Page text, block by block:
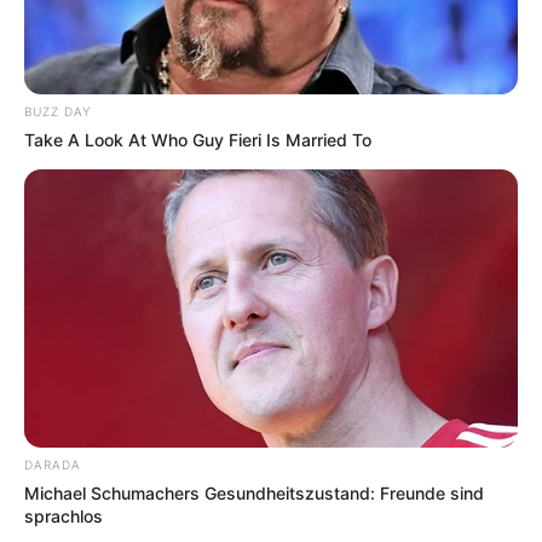
Lageplan alsgrößere Karte zeigen.
Deutschlandweit Veranstaltung kostenlos
Bilderfreigabe: Die Bilder dieser Seite dürfen unter
bestimmten Bedingungen für private und kommerzielle
Zwecke kostenlos benutzt werden. Weiteres siehe
BUZZ DAY
Take A Look At Who Guy Fieri Is Married To
DARADA
Michael Schumachers Gesundheitszustand: Freunde sind
sprachlos